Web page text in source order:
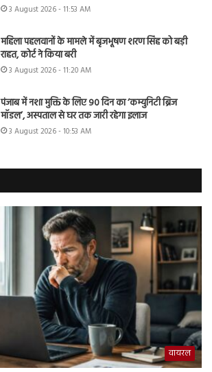
3 August 2026 - 11:53 AM
महिला पहलवानों के मामले में बृजभूषण शरण सिंह को बड़ी
राहत, कोर्ट ने किया बरी
3 August 2026 - 11:20 AM
पंजाब में नशा मुक्ति के लिए 90 दिन का ‘कम्युनिटी ब्रिज
मॉडल’, अस्पताल से घर तक जारी रहेगा इलाज
3 August 2026 - 10:53 AM
वायरल